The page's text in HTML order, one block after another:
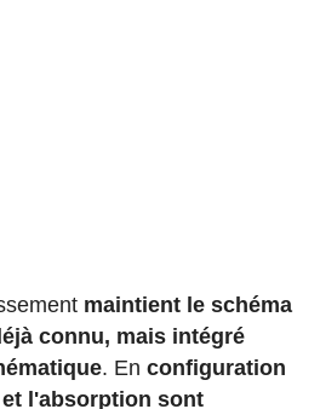
maintient le schéma
connu, mais intégré
. En configuration
l'absorption sont